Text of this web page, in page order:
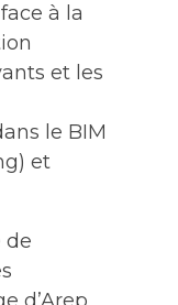
à la
et les
le BIM
et
de